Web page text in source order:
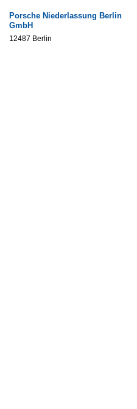
Porsche Niederlassung Berlin
GmbH
12487 Berlin